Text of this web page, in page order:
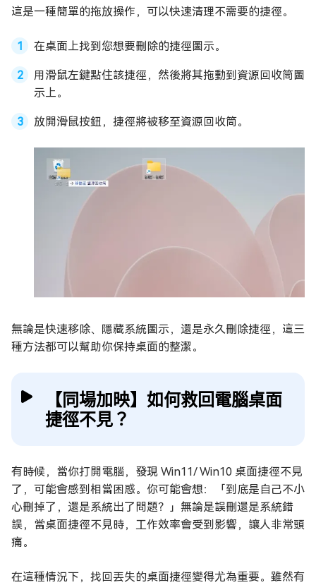
這是一種簡單的拖放操作，可以快速清理不需要的捷徑。
在桌面上找到您想要刪除的捷徑圖示。
用滑鼠左鍵點住該捷徑，然後將其拖動到資源回收筒圖
示上。
放開滑鼠按鈕，捷徑將被移至資源回收筒。
無論是快速移除、隱藏系統圖示，還是永久刪除捷徑，這三
種方法都可以幫助你保持桌面的整潔。
【同場加映】如何救回電腦桌面
捷徑不見？
有時候，當你打開電腦，發現 Win11/ Win10 桌面捷徑不見
了，可能會感到相當困惑。你可能會想：「到底是自己不小
心刪掉了，還是系統出了問題？」無論是誤刪還是系統錯
誤，當桌面捷徑不見時，工作效率會受到影響，讓人非常頭
痛。
在這種情況下，找回丟失的桌面捷徑變得尤為重要。雖然有